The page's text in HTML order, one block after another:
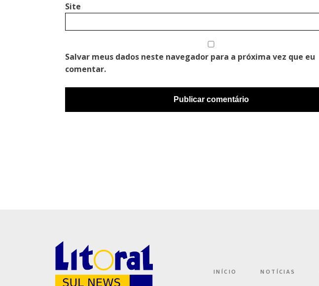
Site
Salvar meus dados neste navegador para a próxima vez que eu
comentar.
INÍCIO NOTÍCIAS